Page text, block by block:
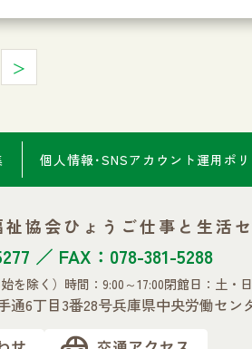
＞
個人情報･SNSアカウント 運用ポ
協会ひょうご仕事と生活
／ FAX：078-381-5288
を除く） 時間：9:00～17:00閉館日：土・
通6丁目3番28号兵庫県中央労働セン